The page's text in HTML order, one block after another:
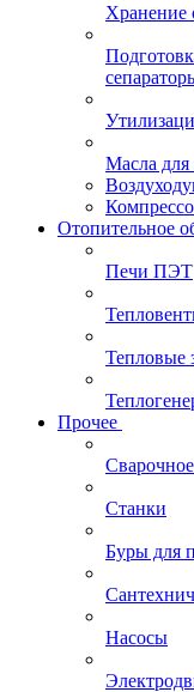
Хранение
Масла для
Отопительное
Печи ПЭТ
Тепловые
Прочее
Станки
Буры для
Насосы